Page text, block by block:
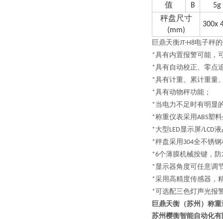
值
B
5g
秤盘尺寸
(mm)
300x
巨鼎天衡JT-H8电子秤
*具有内置报警可能，
*具有自动校正、零点
*具有计重、累计重量
*具有动物秤功能；
*当电力不足时有明显
*称重仪表采用ABS塑
*大型LED显示屏/LCD液
*秤盘采用 304全不锈
*6个薄膜机械按键，
*显示器角度可任意调
*采用高精度传感器，
*可选配三色灯声光报
巨鼎天衡（苏州）称
苏州樱衡智能自动化